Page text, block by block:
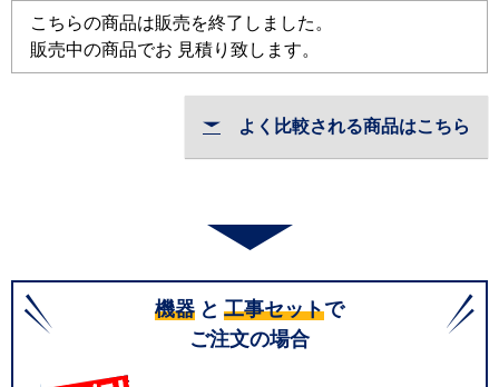
こちらの商品は販売を終了しました。
販売中の商品でお 見積り致します。
よく比較される商品はこちら
機器 と 工事セットで
ご注文の場合